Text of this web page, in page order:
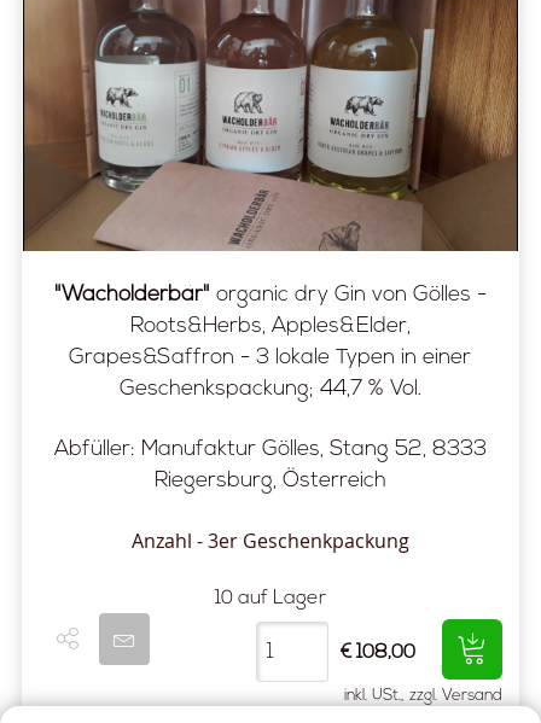
"Wacholderbär" organic dry Gin von Gölles -
Roots&Herbs, Apples&Elder,
Grapes&Saffron - 3 lokale Typen in einer
Geschenkspackung; 44,7 % Vol.
Abfüller: Manufaktur Gölles, Stang 52, 8333
Riegersburg, Österreich
Anzahl - 3er Geschenkpackung
10 auf Lager
€ 108,00
inkl. USt., zzgl. Versand